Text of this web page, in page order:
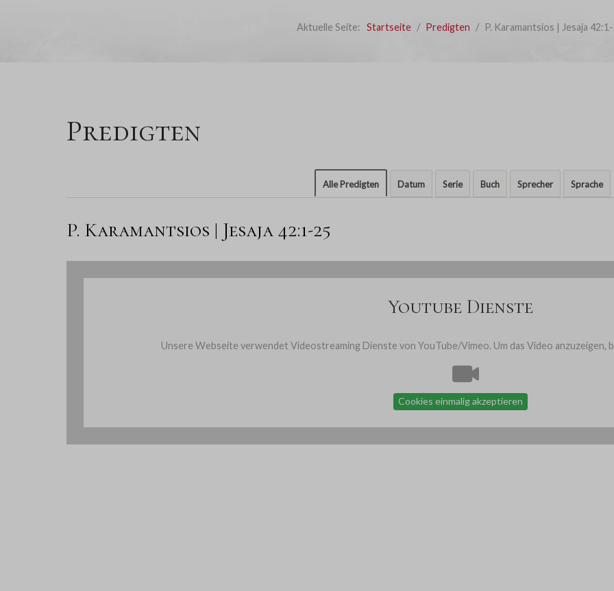
Aktuelle Seite: Startseite Predigten P. Karamantsios | Jesaja
Predigten
Alle Predigten Datum Serie Buch Sprecher Sprache
P. Karamantsios | Jesaja 42:1-25
Youtube Dienste
Unsere Webseite verwendet Videostreaming Dienste von YouTube/Vimeo. Um das Video anzuzeigen,
Cookies einmalig akzeptieren